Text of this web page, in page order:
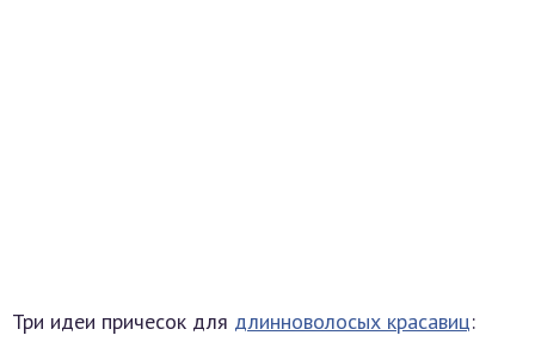
Три идеи причесок для длинноволосых красавиц: